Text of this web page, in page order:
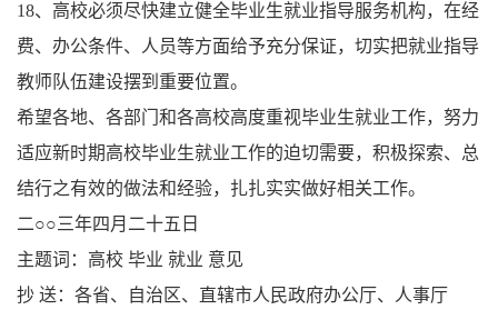
18、高校必须尽快建立健全毕业生就业指导服务机构，在经
费、办公条件、人员等方面给予充分保证，切实把就业指导
教师队伍建设摆到重要位置。
希望各地、各部门和各高校高度重视毕业生就业工作，努力
适应新时期高校毕业生就业工作的迫切需要，积极探索、总
结行之有效的做法和经验，扎扎实实做好相关工作。
二○○三年四月二十五日
主题词：高校 毕业 就业 意见
抄 送：各省、自治区、直辖市人民政府办公厅、人事厅